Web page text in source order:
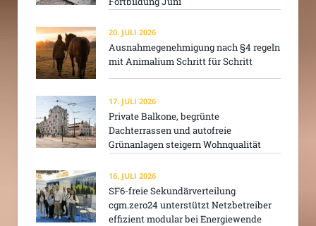
20. JULI 2026
Ausnahmegenehmigung nach §4 regeln
mit Animalium Schritt für Schritt
17. JULI 2026
Private Balkone, begrünte
Dachterrassen und autofreie
Grünanlagen steigern Wohnqualität
16. JULI 2026
SF6-freie Sekundärverteilung
cgm.zero24 unterstützt Netzbetreiber
effizient modular bei Energiewende